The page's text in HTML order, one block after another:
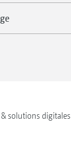
solutions digitales